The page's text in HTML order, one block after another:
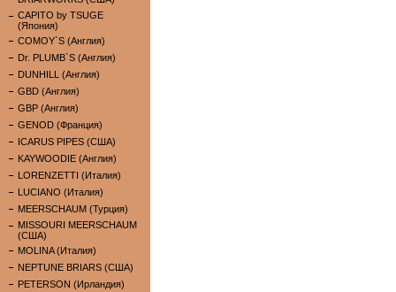
CAPITO by TSUGE
(Япония)
COMOY`S (Англия)
Dr. PLUMB`S (Англия)
DUNHILL (Англия)
GBD (Англия)
GBP (Англия)
GENOD (Франция)
ICARUS PIPES (США)
KAYWOODIE (Англия)
LORENZETTI (Италия)
LUCIANO (Италия)
MEERSCHAUM (Турция)
MISSOURI MEERSCHAUM
(США)
MOLINA (Италия)
NEPTUNE BRIARS (США)
PETERSON (Ирландия)